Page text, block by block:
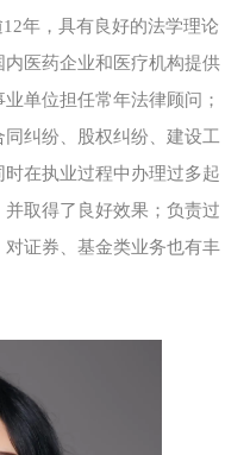
年，具有良好的法学理论
医药企业和医疗机构提供
单位担任常年法律顾问；
纠纷、股权纠纷、建设工
在执业过程中办理过多起
取得了良好效果；负责过
证券、基金类业务也有丰